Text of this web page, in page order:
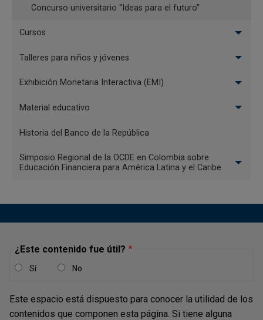
MARTES, 10 DE ENERO DE 2023
2023 - ¿Creen ustedes
Banco de la República ha
estos 100 años (1923-
MARTES, 29 DE MARZO DE 2022
XI Concurso ‘De la banca
(2020-2021) - ¿cómo
influye en mis decisiones,
Concurso universitario “Ideas para el futuro”
Cursos
Talleres para niños y jóvenes
Exhibición Monetaria Interactiva (EMI)
Material educativo
Historia del Banco de la República
Simposio Regional de la OCDE en Colombia sobre
Educación Financiera para América Latina y el Caribe
¿Este contenido fue útil?
Sí No
Este espacio está dispuesto para conocer la utilidad de los
contenidos que componen esta página. Si tiene alguna